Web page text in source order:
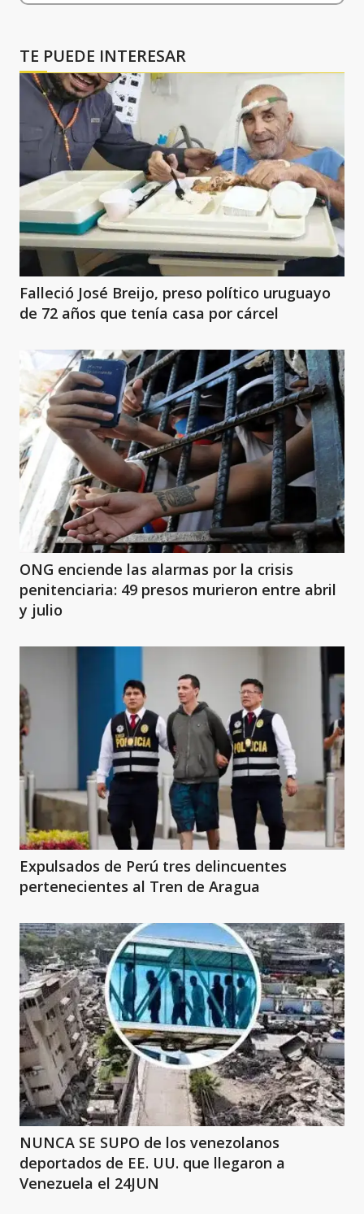
TE PUEDE INTERESAR
Falleció José Breijo, preso político uruguayo
de 72 años que tenía casa por cárcel
ONG enciende las alarmas por la crisis
penitenciaria: 49 presos murieron entre abril
y julio
Expulsados de Perú tres delincuentes
pertenecientes al Tren de Aragua
NUNCA SE SUPO de los venezolanos
deportados de EE. UU. que llegaron a
Venezuela el 24JUN